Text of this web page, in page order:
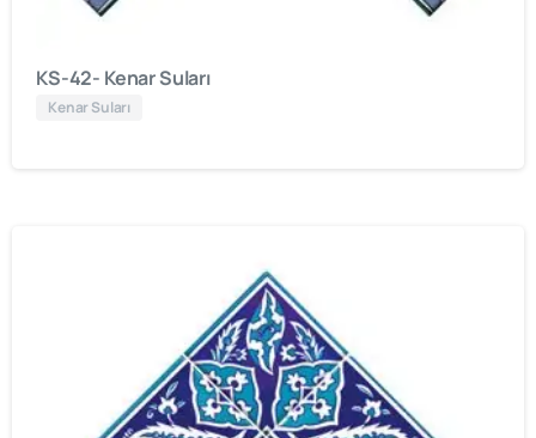
KS-42- Kenar Suları
Kenar Suları